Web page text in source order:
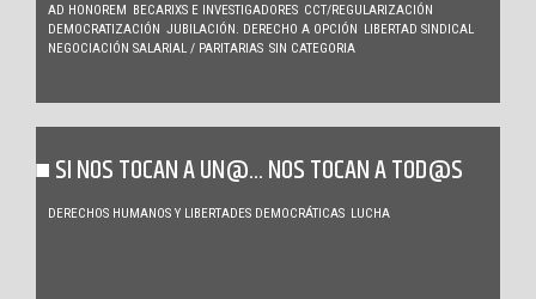
AD HONOREM BECARIXS E INVESTIGADORES CCT/REGULARIZACIÓN
DEMOCRATIZACIÓN JUBILACIÓN. DERECHO A OPCIÓN LIBERTAD SINDICAL
NEGOCIACIÓN SALARIAL / PARITARIAS SIN CATEGORIA
SI NOS TOCAN A UN@… NOS TOCAN A TOD@S
DERECHOS HUMANOS Y LIBERTADES DEMOCRÁTICAS LUCHA